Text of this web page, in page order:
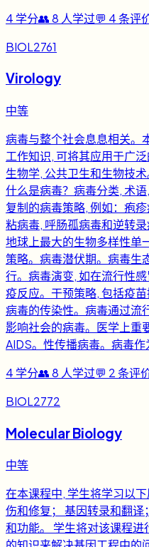
4 学分👥8 人学过💬 4条评
BIOL2761
Virology
中等
病毒与整个社会息息相关。
工作知识, 可将其应用于广
生物学, 公共卫生和生物技
什么是病毒？病毒分类, 术
复制的病毒策略, 例如：疱
粘病毒, 呼肠孤病毒和逆转
地球上最大的生物多样性单
策略。病毒潜伏期。病毒生
行。病毒演变, 如在流行性
疫反应。干预策略, 包括疫
病毒的传染性。病毒通过流
影响社会的病毒。医学上重
AIDS。性传播病毒。病毒作
4 学分👥8 人学过💬 2条评
BIOL2772
Molecular Biology
中等
在本课程中, 学生将学习以
伤和修复； 基因转录和翻译
和功能。 学生将对该课程